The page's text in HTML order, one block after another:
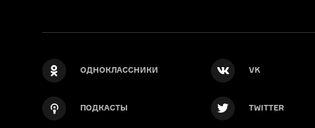
ОДНОКЛАССНИКИ VK
ПОДКАСТЫ TWITTER